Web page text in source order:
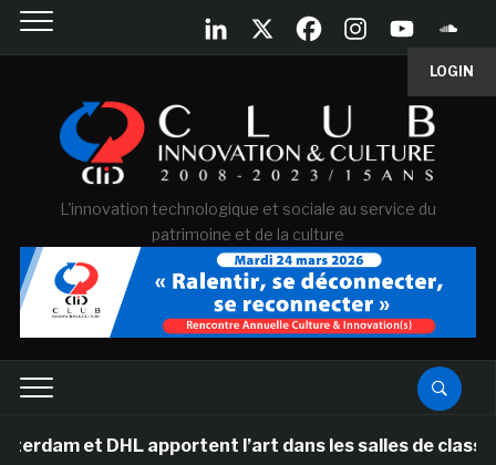
LOGIN
L'innovation technologique et sociale au service du
patrimoine et de la culture
DHL apportent l’art dans les salles de classe des